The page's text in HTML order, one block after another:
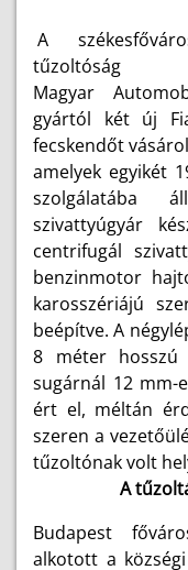
A
tűzoltóság
Magyar
gyártól két új
fecskendőt
amelyek egyikét
szolgálatába
szivattyúgyár
centrifugál
benzinmotor
karosszériájú
beépítve. A
8 méter hosszú
sugárnál 12 mm-
ért el, méltán
szeren a
tűzoltónak volt
A
Budapest
alkotott a